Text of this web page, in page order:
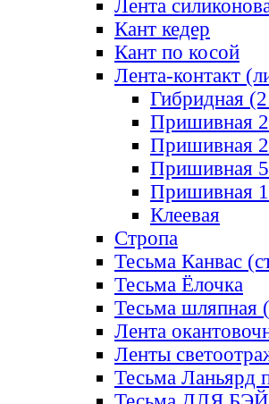
Лента
Кант кедер
Кант по косой
Лента-контакт
Гибридная
Пришивная
Пришивная
Пришивная
Пришивная
Клеевая
Стропа
Тесьма Канвас
Тесьма Ёлочка
Тесьма шляпная
Лента
Ленты
Тесьма Ланьярд